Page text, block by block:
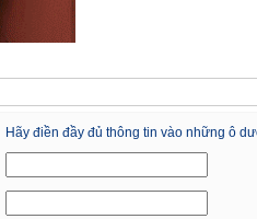
Hãy điền đầy đủ thông tin vào những ô